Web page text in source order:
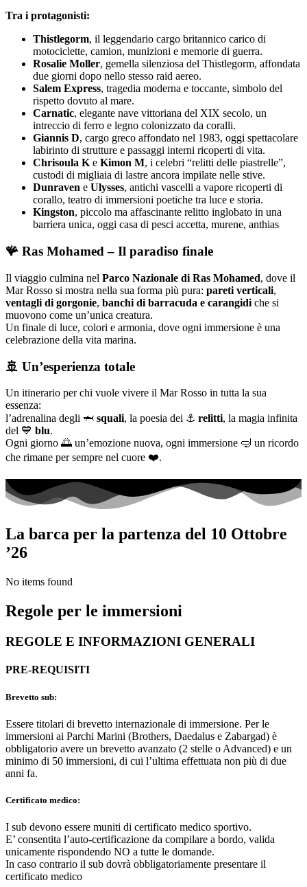
Tra i protagonisti:
Thistlegorm, il leggendario cargo britannico carico di
motociclette, camion, munizioni e memorie di guerra.
Rosalie Moller, gemella silenziosa del Thistlegorm, affondata
due giorni dopo nello stesso raid aereo.
Salem Express, tragedia moderna e toccante, simbolo del
rispetto dovuto al mare.
Carnatic, elegante nave vittoriana del XIX secolo, un
intreccio di ferro e legno colonizzato da coralli.
Giannis D, cargo greco affondato nel 1983, oggi spettacolare
labirinto di strutture e passaggi interni ricoperti di vita.
Chrisoula Ke Kimon M, i celebri “relitti delle piastrelle”,
custodi di migliaia di lastre ancora impilate nelle stive.
Dunraven e Ulysses, antichi vascelli a vapore ricoperti di
corallo, teatro di immersioni poetiche tra luce e storia.
Kingston, piccolo ma affascinante relitto inglobato in una
barriera unica, oggi casa di pesci accetta, murene, anthias
🪸 Ras Mohamed – Il paradiso finale
Il viaggio culmina nel Parco Nazionale di Ras Mohamed, dove il
Mar Rosso si mostra nella sua forma più pura: pareti verticali,
ventagli di gorgonie, banchi di barracuda e carangidi che si
muovono come un’unica creatura.
Un finale di luce, colori e armonia, dove ogni immersione è una
celebrazione della vita marina.
🚢 Un’esperienza totale
Un itinerario per chi vuole vivere il Mar Rosso in tutta la sua
essenza:
l’adrenalina degli 🦈 squali, la poesia dei ⚓ relitti, la magia infinita
del 💙 blu.
Ogni giorno 🌅 un’emozione nuova, ogni immersione 🤿 un ricordo
che rimane per sempre nel cuore ❤️.
La barca per la partenza del 10 Ottobre
’26
No items found
Regole per le immersioni
REGOLE E INFORMAZIONI GENERALI
PRE-REQUISITI
Brevetto sub:
Essere titolari di brevetto internazionale di immersione. Per le
immersioni ai Parchi Marini (Brothers, Daedalus e Zabargad) è
obbligatorio avere un brevetto avanzato (2 stelle o Advanced) e un
minimo di 50 immersioni, di cui l’ultima effettuata non più di due
anni fa.
Certificato medico:
I sub devono essere muniti di certificato medico sportivo.
E’ consentita l’auto-certificazione da compilare a bordo, valida
unicamente rispondendo NO a tutte le domande.
In caso contrario il sub dovrà obbligatoriamente presentare il
certificato medico